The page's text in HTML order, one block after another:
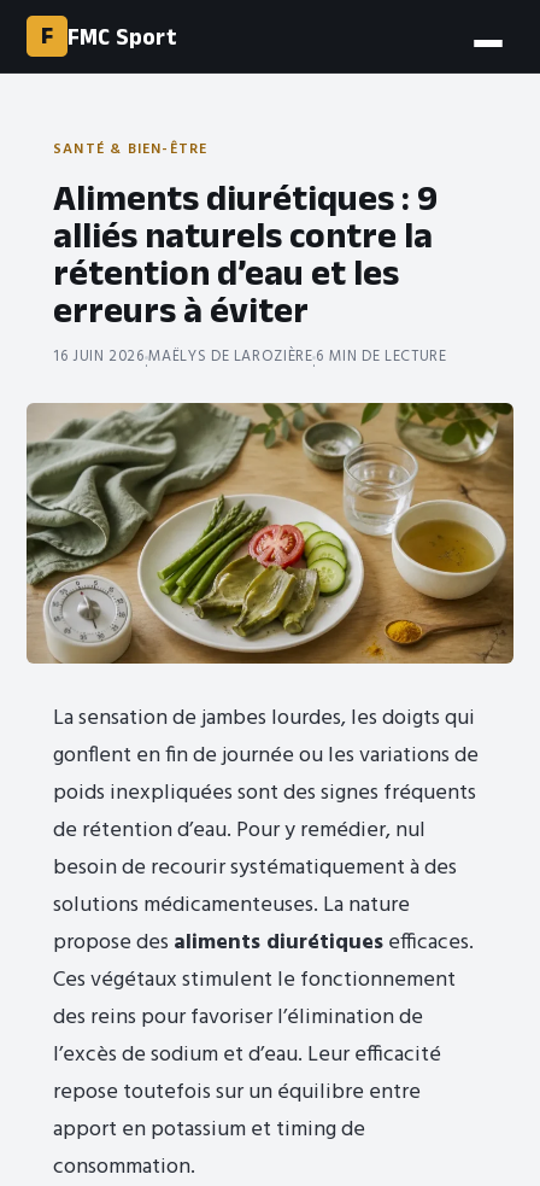
F FMC Sport
SANTÉ & BIEN-ÊTRE
Aliments diurétiques : 9
alliés naturels contre la
rétention d’eau et les
erreurs à éviter
16 JUIN 2026·MAËLYS DE LAROZIÈRE·6 MIN DE LECTURE
La sensation de jambes lourdes, les doigts qui
gonflent en fin de journée ou les variations de
poids inexpliquées sont des signes fréquents
de rétention d’eau. Pour y remédier, nul
besoin de recourir systématiquement à des
solutions médicamenteuses. La nature
propose des aliments diurétiquesefficaces.
Ces végétaux stimulent le fonctionnement
des reins pour favoriser l’élimination de
l’excès de sodium et d’eau. Leur efficacité
repose toutefois sur un équilibre entre
apport en potassium et timing de
consommation.